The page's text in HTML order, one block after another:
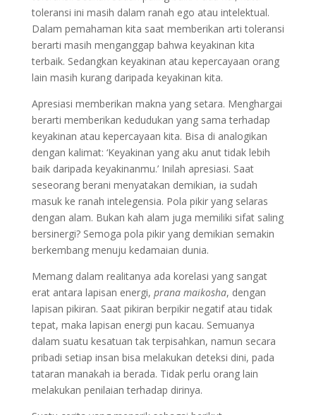
toleransi ini masih dalam ranah ego atau intelektual.
Dalam pemahaman kita saat memberikan arti toleransi
berarti masih menganggap bahwa keyakinan kita
terbaik. Sedangkan keyakinan atau kepercayaan orang
lain masih kurang daripada keyakinan kita.
Apresiasi memberikan makna yang setara. Menghargai
berarti memberikan kedudukan yang sama terhadap
keyakinan atau kepercayaan kita. Bisa di analogikan
dengan kalimat: ‘Keyakinan yang aku anut tidak lebih
baik daripada keyakinanmu.’ Inilah apresiasi. Saat
seseorang berani menyatakan demikian, ia sudah
masuk ke ranah intelegensia. Pola pikir yang selaras
dengan alam. Bukan kah alam juga memiliki sifat saling
bersinergi? Semoga pola pikir yang demikian semakin
berkembang menuju kedamaian dunia.
Memang dalam realitanya ada korelasi yang sangat
erat antara lapisan energi, prana maikosha, dengan
lapisan pikiran. Saat pikiran berpikir negatif atau tidak
tepat, maka lapisan energi pun kacau. Semuanya
dalam suatu kesatuan tak terpisahkan, namun secara
pribadi setiap insan bisa melakukan deteksi dini, pada
tataran manakah ia berada. Tidak perlu orang lain
melakukan penilaian terhadap dirinya.